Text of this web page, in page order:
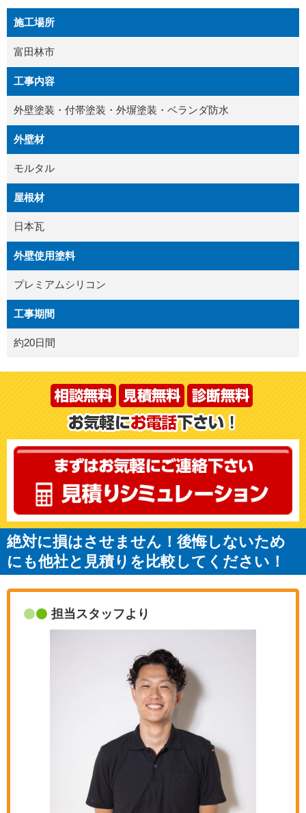
施工場所
富田林市
工事内容
外壁塗装・付帯塗装・外塀塗装・ベランダ防水
外壁材
モルタル
屋根材
日本瓦
外壁使用塗料
プレミアムシリコン
工事期間
約20日間
絶対に損はさせません！後悔しないため
にも他社と見積りを比較してください！
担当スタッフより